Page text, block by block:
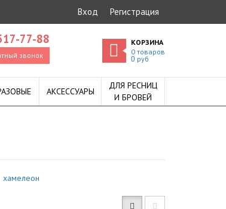
Вход Регистрация
77-88
звонок
КОРЗИНА
0 товаров
0руб
АКСЕССУАРЫ
ДЛЯ РЕСНИЦ
И БРОВЕЙ
хамелеон